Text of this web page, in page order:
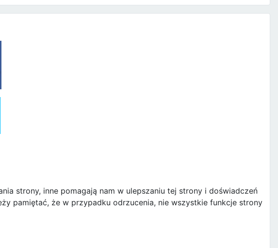
strony, inne pomagają nam w ulepszaniu tej strony i doświadczeń
pamiętać, że w przypadku odrzucenia, nie wszystkie funkcje strony